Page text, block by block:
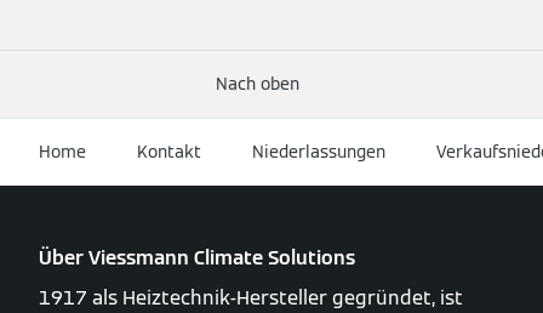
Nach oben
Home Kontakt Niederlassungen
Über Viessmann Climate Solutions
1917 als Heiztechnik-Hersteller gegründet, ist